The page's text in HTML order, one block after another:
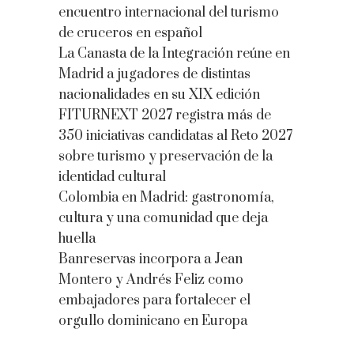
encuentro internacional del turismo
de cruceros en español
La Canasta de la Integración reúne en
Madrid a jugadores de distintas
nacionalidades en su XIX edición
FITURNEXT 2027 registra más de
350 iniciativas candidatas al Reto 2027
sobre turismo y preservación de la
identidad cultural
Colombia en Madrid: gastronomía,
cultura y una comunidad que deja
huella
Banreservas incorpora a Jean
Montero y Andrés Feliz como
embajadores para fortalecer el
orgullo dominicano en Europa